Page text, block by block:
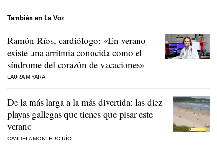
También en La Voz
Ramón Ríos, cardiólogo: «En verano
existe una arritmia conocida como el
síndrome del corazón de vacaciones»
LAURA MIYARA
De la más larga a la más divertida: las diez
playas gallegas que tienes que pisar este
verano
CANDELA MONTERO RÍO